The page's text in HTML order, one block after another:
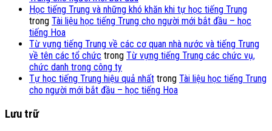
Học tiếng Trung và những khó khăn khi tự học tiếng Trung
trong Tài liệu học tiếng Trung cho người mới bắt đầu – học
tiếng Hoa
Từ vựng tiếng Trung về các cơ quan nhà nước và tiếng Trung
về tên các tổ chức trong Từ vựng tiếng Trung các chức vụ,
chức danh trong công ty
Tự học tiếng Trung hiệu quả nhất trong Tài liệu học tiếng Trung
cho người mới bắt đầu – học tiếng Hoa
Lưu trữ